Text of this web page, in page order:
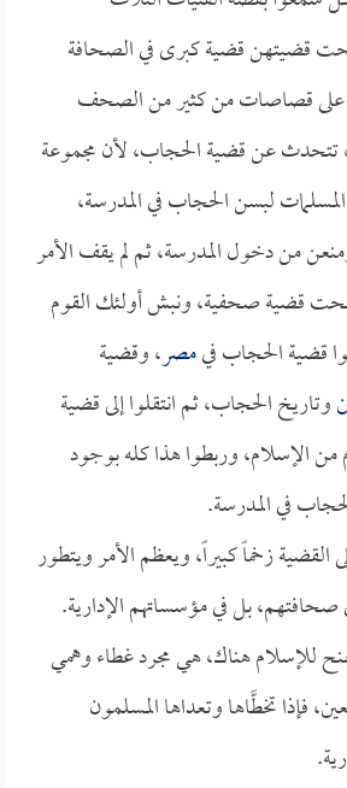
قضيتهن قضية كبرى في الصحافة
على قصاصات من كثير من الصحف
تتحدث عن قضية الحجاب، لأن مجموعة
لبسن الحجاب في المدرسة،
من دخول المدرسة، ثم لم يقف الأمر
قضية صحفية، ونبش أولئك القوم
قضية الحجاب فيمصر، وقضية
وتاريخ الحجاب، ثم انتقلوا إلى قضية
من الإسلام، وربطوا هذا كله بوجود
في المدرسة.
القضية زخماً كبيراً، ويعظم الأمر ويتطور
بل في مؤسساتهم الإدارية.
للإسلام هناك، هي مجرد غطاء وهمي
فإذا تخطَّاها وتعداها المسلمون